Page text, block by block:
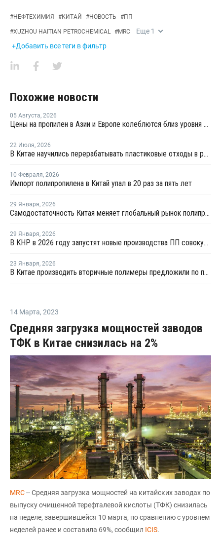
#НЕФТЕХИМИЯ #КИТАЙ #НОВОСТЬ #ПП
#XUZHOU HAITIAN PETROCHEMICAL #MRC Еще 1
+Добавить все теги в фильтр
Похожие новости
05 Августа, 2026
Цены на пропилен в Азии и Европе колеблются близ уровня в USD1000
22 Июля, 2026
В Китае научились перерабатывать пластиковые отходы в реактивное топливо с эффективностью 82%
10 Февраля, 2026
Импорт полипропилена в Китай упал в 20 раз за пять лет
29 Января, 2026
Самодостаточность Китая меняет глобальный рынок полипропилена
29 Января, 2026
В КНР в 2026 году запустят новые производства ПП совокупной мощностью 4,9 млн тонн
23 Января, 2026
В Китае производить вторичные полимеры предложили по принципу конструкторов LEGO
14 Марта, 2023
Средняя загрузка мощностей заводов
ТФК в Китае снизилась на 2%
MRC-- Средняя загрузка мощностей на китайских заводах по
выпуску очищенной терефталевой кислоты (ТФК) снизилась
на неделе, завершившейся 10 марта, по сравнению с уровнем
неделей ранее и составила 69%, сообщил ICIS.